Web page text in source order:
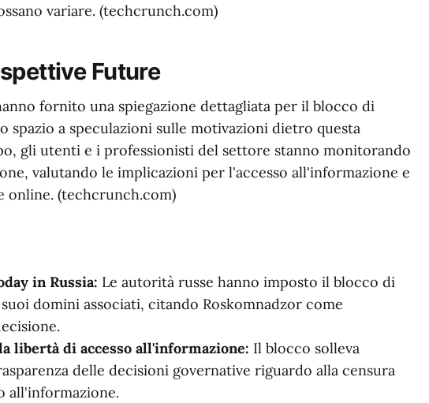
variare. (techcrunch.com)
Future
fornito una spiegazione dettagliata per il blocco di
spazio a speculazioni sulle motivazioni dietro questa
gli utenti e i professionisti del settore stanno monitorando
valutando le implicazioni per l'accesso all'informazione e
online. (techcrunch.com)
in Russia: Le autorità russe hanno imposto il blocco di
domini associati, citando Roskomnadzor come
libertà di accesso all'informazione: Il blocco solleva
delle decisioni governative riguardo alla censura
all'informazione.